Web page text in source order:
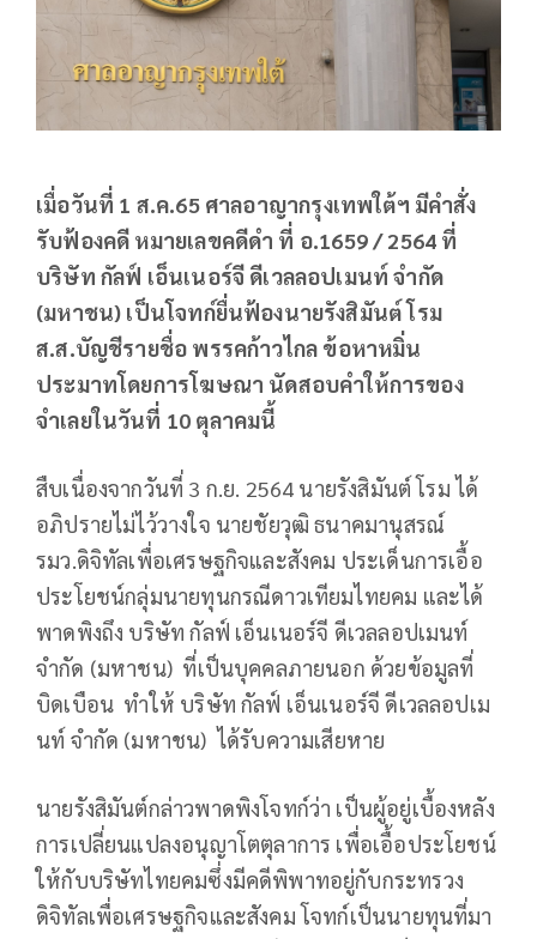
เมื่อวันที่ 1 ส.ค.65ศาลอาญากรุงเทพใต้ฯ มีคำสั่ง
รับฟ้องคดี หมายเลขคดีดำ ที่ อ.1659 / 2564 ที่
บริษัท กัลฟ์ เอ็นเนอร์จี ดีเวลลอปเมนท์ จำกัด
(มหาชน) เป็นโจทก์ยื่นฟ้องนายรังสิมันต์ โรม
ส.ส.บัญชีรายชื่อ พรรคก้าวไกล ข้อหาหมิ่น
ประมาทโดยการโฆษณา นัดสอบคำให้การของ
จำเลยในวันที่ 10 ตุลาคมนี้
สืบเนื่องจากวันที่ 3 ก.ย. 2564 นายรังสิมันต์ โรม ได้
อภิปรายไม่ไว้วางใจ นายชัยวุฒิ ธนาคมานุสรณ์
รมว.ดิจิทัลเพื่อเศรษฐกิจและสังคม ประเด็นการเอื้อ
ประโยชน์กลุ่มนายทุนกรณีดาวเทียมไทยคม และได้
พาดพิงถึง บริษัท กัลฟ์ เอ็นเนอร์จี ดีเวลลอปเมนท์
จำกัด (มหาชน) ที่เป็นบุคคลภายนอก ด้วยข้อมูลที่
บิดเบือน ทำให้ บริษัท กัลฟ์ เอ็นเนอร์จี ดีเวลลอปเม
นท์ จำกัด (มหาชน) ได้รับความเสียหาย
นายรังสิมันต์กล่าวพาดพิงโจทก์ว่า เป็นผู้อยู่เบื้องหลัง
การเปลี่ยนแปลงอนุญาโตตุลาการ เพื่อเอื้อประโยชน์
ให้กับบริษัทไทยคมซึ่งมีคดีพิพาทอยู่กับกระทรวง
ดิจิทัลเพื่อเศรษฐกิจและสังคม โจทก์เป็นนายทุนที่มา